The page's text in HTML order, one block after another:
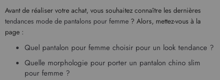
Avant de réaliser votre achat, vous souhaitez connaître les dernières
tendances mode de pantalons pour femme ? Alors, mettez-vous à la
page :
Quel pantalon pour femme choisir pour un look tendance ?
Quelle morphologie pour porter un pantalon chino slim
pour femme ?